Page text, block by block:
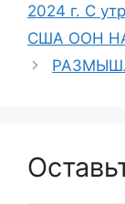
2024 г. С
США ООН